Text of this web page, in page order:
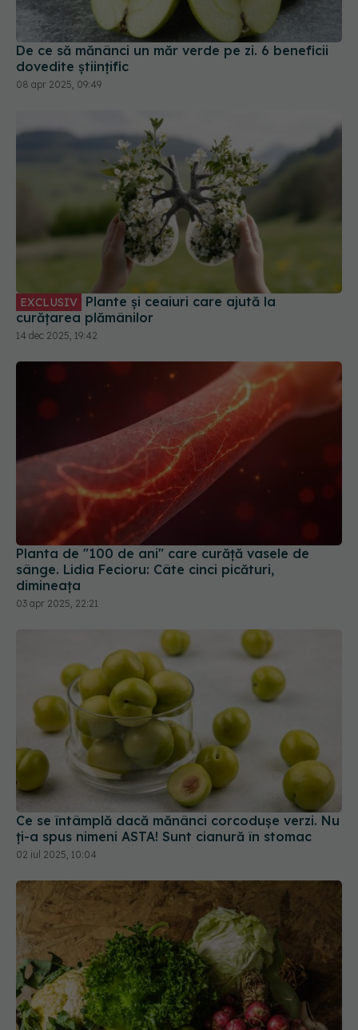
De ce să mănânci un măr verde pe zi. 6 beneficii
dovedite științific
08 apr 2025, 09:49
EXCLUSIV
curățarea plămânilor
14 dec 2025, 19:42
Planta de "100 de ani" care curăţă vasele de
sânge. Lidia Fecioru: Câte cinci picături,
dimineaţa
03 apr 2025, 22:21
Ce se întâmplă dacă mănânci corcodușe verzi. Nu
ți-a spus nimeni ASTA! Sunt cianură în stomac
02 iul 2025, 10:04